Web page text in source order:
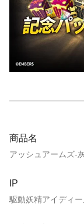
商品名
アッシュアームズ-
IP
駆動妖精アイディ